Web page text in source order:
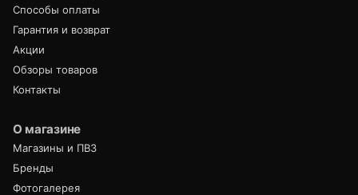
Способы оплаты
Гарантия и возврат
Акции
Обзоры товаров
Контакты
О магазине
Магазины и ПВЗ
Бренды
Фотогалерея